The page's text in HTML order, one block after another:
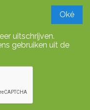
uitschrijven.
gebruiken uit de